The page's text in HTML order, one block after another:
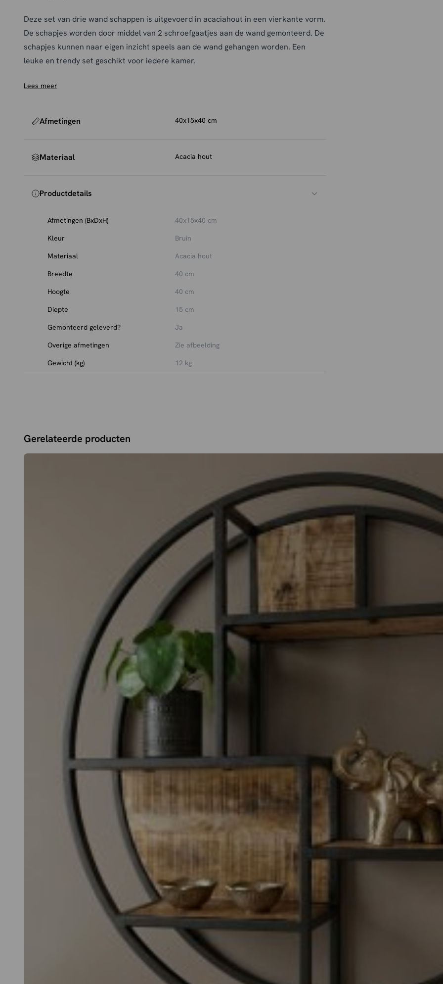
Deze set van drie wand schappen is uitgevoerd in acaciahout in een vierkante vorm.
De schapjes worden door middel van 2 schroefgaatjes aan de wand gemonteerd. De
schapjes kunnen naar eigen inzicht speels aan de wand gehangen worden. Een
leuke en trendy set geschikt voor iedere kamer.
Lees meer
Afmetingen 40x15x40 cm
Materiaal Acacia hout
Productdetails
Afmetingen (BxDxH)
40x15x40 cm
Kleur
Bruin
Materiaal
Acacia hout
Breedte
40 cm
Hoogte
40 cm
Diepte
15 cm
Gemonteerd geleverd?
Ja
Overige afmetingen
Zie afbeelding
Gewicht (kg)
12 kg
Gerelateerde producten